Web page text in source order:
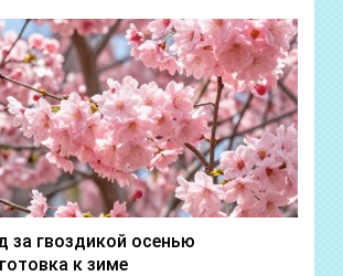
за гвоздикой осенью
к зиме